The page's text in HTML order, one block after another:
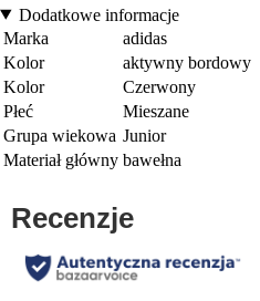
Dodatkowe informacje
Marka
adidas
Kolor
aktywny bordowy
Kolor
Czerwony
Płeć
Mieszane
Grupa wiekowa Junior
Materiał główny bawełna